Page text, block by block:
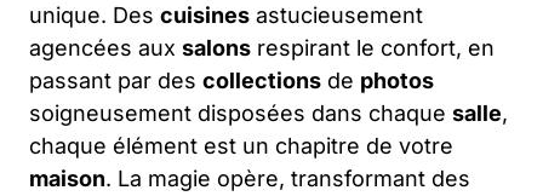
unique. Des cuisines astucieusement
agencées aux salons respirant le confort, en
passant par des collections de photos
soigneusement disposées dans chaque salle,
chaque élément est un chapitre de votre
maison. La magie opère, transformant des